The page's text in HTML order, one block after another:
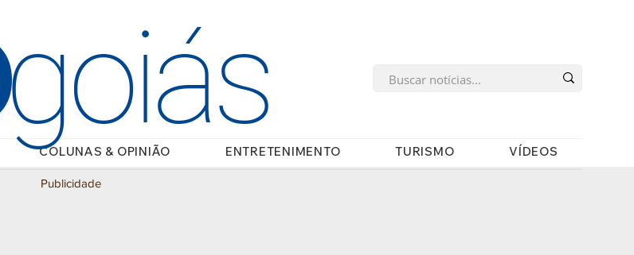
COLUNAS & OPINIÃO ENTRETENIMENTO TURISMO VÍDEOS
goiás
Publicidade